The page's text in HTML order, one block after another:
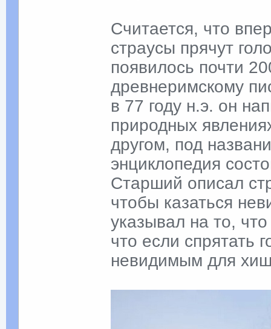
Считается, что
страусы прячут
появилось почти
древнеримскому
в 77 году н.э. он
природных
другом, под
энциклопедия
Старший описал
чтобы казаться
указывал на то,
что если спрятать
невидимым для